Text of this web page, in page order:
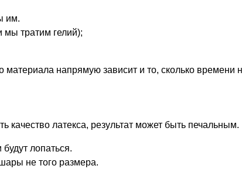
им.
тратим гелий);
напрямую зависит и то, сколько времени
качество латекса, результат может быть печальным.
лопаться.
не того размера.